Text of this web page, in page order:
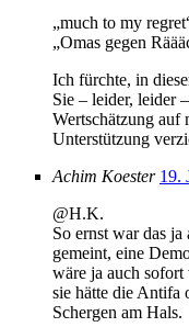
„much to my
„Omas gegen
Ich fürchte, in
Sie – leider, leider
Wertschätzung auf
Unterstützung
Achim Koester 19.
@H.K.
So ernst war das ja
gemeint, eine
wäre ja auch sofort
sie hätte die Antifa
Schergen am Hals.